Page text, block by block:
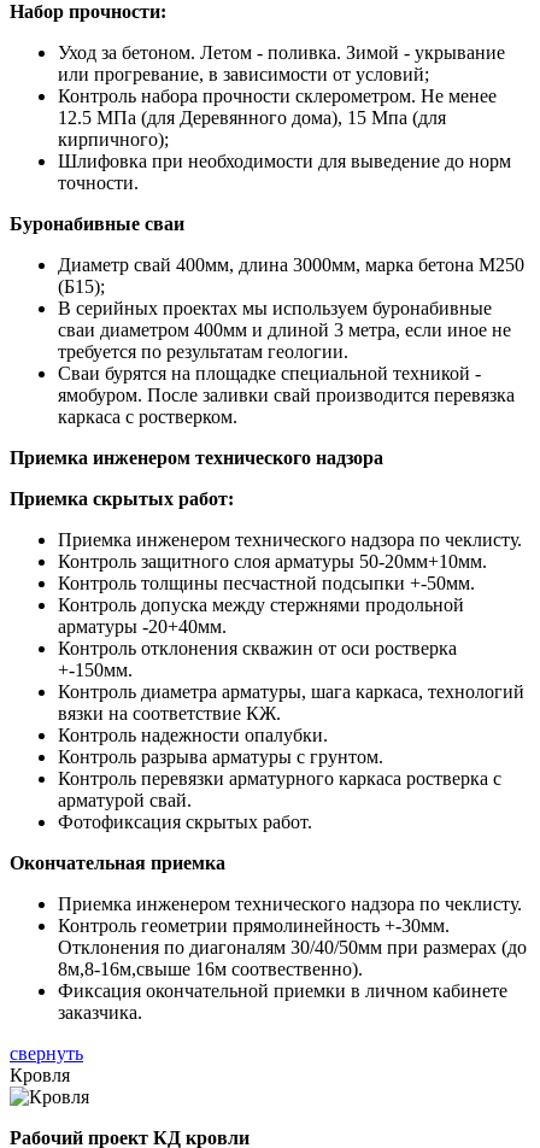
Набор прочности:
Уход за бетоном. Летом - поливка. Зимой - укрывание
или прогревание, в зависимости от условий;
Контроль набора прочности склерометром. Не менее
12.5 МПа (для Деревянного дома), 15 Мпа (для
кирпичного);
Шлифовка при необходимости для выведение до норм
точности.
Буронабивные сваи
Диаметр свай 400мм, длина 3000мм, марка бетона М250
(Б15);
В серийных проектах мы используем буронабивные
сваи диаметром 400мм и длиной 3 метра, если иное не
требуется по результатам геологии.
Сваи бурятся на площадке специальной техникой -
ямобуром. После заливки свай производится перевязка
каркаса с ростверком.
Приемка инженером технического надзора
Приемка скрытых работ:
Приемка инженером технического надзора по чеклисту.
Контроль защитного слоя арматуры 50-20мм+10мм.
Контроль толщины песчастной подсыпки +-50мм.
Контроль допуска между стержнями продольной
арматуры -20+40мм.
Контроль отклонения скважин от оси ростверка
+-150мм.
Контроль диаметра арматуры, шага каркаса, технологий
вязки на соответствие КЖ.
Контроль надежности опалубки.
Контроль разрыва арматуры с грунтом.
Контроль перевязки арматурного каркаса ростверка с
арматурой свай.
Фотофиксация скрытых работ.
Окончательная приемка
Приемка инженером технического надзора по чеклисту.
Контроль геометрии прямолинейность +-30мм.
Отклонения по диагоналям 30/40/50мм при размерах (до
8м,8-16м,свыше 16м соотвественно).
Фиксация окончательной приемки в личном кабинете
заказчика.
свернуть
Кровля
Рабочий проект КД кровли